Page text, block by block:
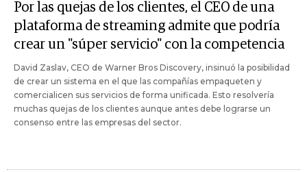
Por las quejas de los clientes, el CEO de una
plataforma de streaming admite que podría
crear un "súper servicio" con la competencia
David Zaslav, CEO de Warner Bros Discovery, insinuó la posibilidad
de crear un sistema en el que las compañías empaqueten y
comercialicen sus servicios de forma unificada. Esto resolvería
muchas quejas de los clientes aunque antes debe lograrse un
consenso entre las empresas del sector.